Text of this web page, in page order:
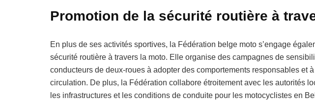
Promotion de la sécurité routière à
En plus de ses activités sportives, la Fédération belge moto s’engage
sécurité routière à travers la moto. Elle organise des campagnes de
conducteurs de deux-roues à adopter des comportements responsables et
circulation. De plus, la Fédération collabore étroitement avec les autorités
les infrastructures et les conditions de conduite pour les motocyclistes en